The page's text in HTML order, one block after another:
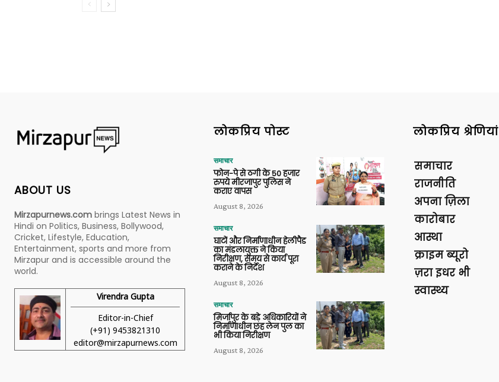
ABOUT US
Mirzapurnews.com brings Latest News in
Hindi on Politics, Business, Bollywood,
Cricket, Lifestyle, Education,
Entertainment, sports and more from
Mirzapur and is accessible around the
world.
Virendra Gupta
Editor-in-Chief
(+91) 9453821310
editor@mirzapurnews.com
लोकप्रिय पोस्ट
समाचार
फोन-पे से ठगी के 50 हजार
रुपये मीरजापुर पुलिस ने
कराए वापस
August 8, 2026
समाचार
घाटों और निर्माणाधीन हेलीपैड
का मंडलायुक्त ने किया
निरीक्षण, समय से कार्य पूरा
कराने के निर्देश
August 8, 2026
समाचार
मिर्जापुर के बड़े अधिकारियों ने
निर्माणाधीन छह लेन पुल का
भी किया निरीक्षण
August 8, 2026
लोकप्रिय श्रेणियां
समाचार
राजनीति
अपना ज़िला
कारोबार
आस्था
क्राइम ब्यूरो
ज़रा इधर भी
स्वास्थ्य